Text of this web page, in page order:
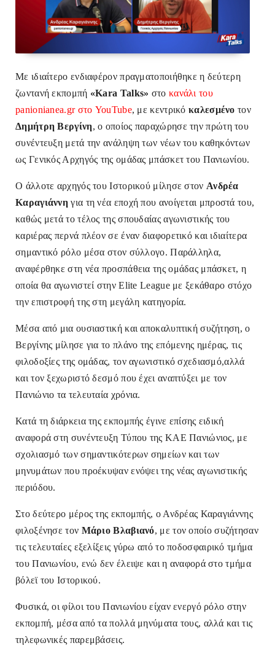
Με ιδιαίτερο ενδιαφέρον πραγματοποιήθηκε η δεύτερη
ζωντανή εκπομπή «Kara Talks» στο κανάλι του
panionianea.gr στο YouTube, με κεντρικόκαλεσμένοτον
Δημήτρη Βεργίνη, ο οποίος παραχώρησε την πρώτη του
συνέντευξη μετά την ανάληψη των νέων του καθηκόντων
ως Γενικός Αρχηγός της ομάδας μπάσκετ του Πανιωνίου.
Ο άλλοτε αρχηγός του Ιστορικού μίλησε στον Ανδρέα
Καραγιάννηγια τη νέα εποχή που ανοίγεται μπροστά του,
καθώς μετά το τέλος της σπουδαίας αγωνιστικής του
καριέρας περνά πλέον σε έναν διαφορετικό και ιδιαίτερα
σημαντικό ρόλο μέσα στον σύλλογο. Παράλληλα,
αναφέρθηκε στη νέα προσπάθεια της ομάδας μπάσκετ, η
οποία θα αγωνιστεί στην Elite League με ξεκάθαρο στόχο
την επιστροφή της στη μεγάλη κατηγορία.
Μέσα από μια ουσιαστική και αποκαλυπτική συζήτηση, ο
Βεργίνης μίλησε για το πλάνο της επόμενης ημέρας, τις
φιλοδοξίες της ομάδας, τον αγωνιστικό σχεδιασμό,αλλά
και τον ξεχωριστό δεσμό που έχει αναπτύξει με τον
Πανιώνιο τα τελευταία χρόνια.
Κατά τη διάρκεια της εκπομπής έγινε επίσης ειδική
αναφορά στη συνέντευξη Τύπου της ΚΑΕ Πανιώνιος, με
σχολιασμό των σημαντικότερων σημείων και των
μηνυμάτων που προέκυψαν ενόψει της νέας αγωνιστικής
περιόδου.
Στο δεύτερο μέρος της εκπομπής, ο Ανδρέας Καραγιάννης
φιλοξένησε τον Μάριο Βλαβιανό, με τον οποίο συζήτησαν
τις τελευταίες εξελίξεις γύρω από το ποδοσφαιρικό τμήμα
του Πανιωνίου, ενώ δεν έλειψε και η αναφορά στο τμήμα
βόλεϊ του Ιστορικού.
Φυσικά, οι φίλοι του Πανιωνίου είχαν ενεργό ρόλο στην
εκπομπή, μέσα από τα πολλά μηνύματα τους, αλλά και τις
τηλεφωνικές παρεμβάσεις.